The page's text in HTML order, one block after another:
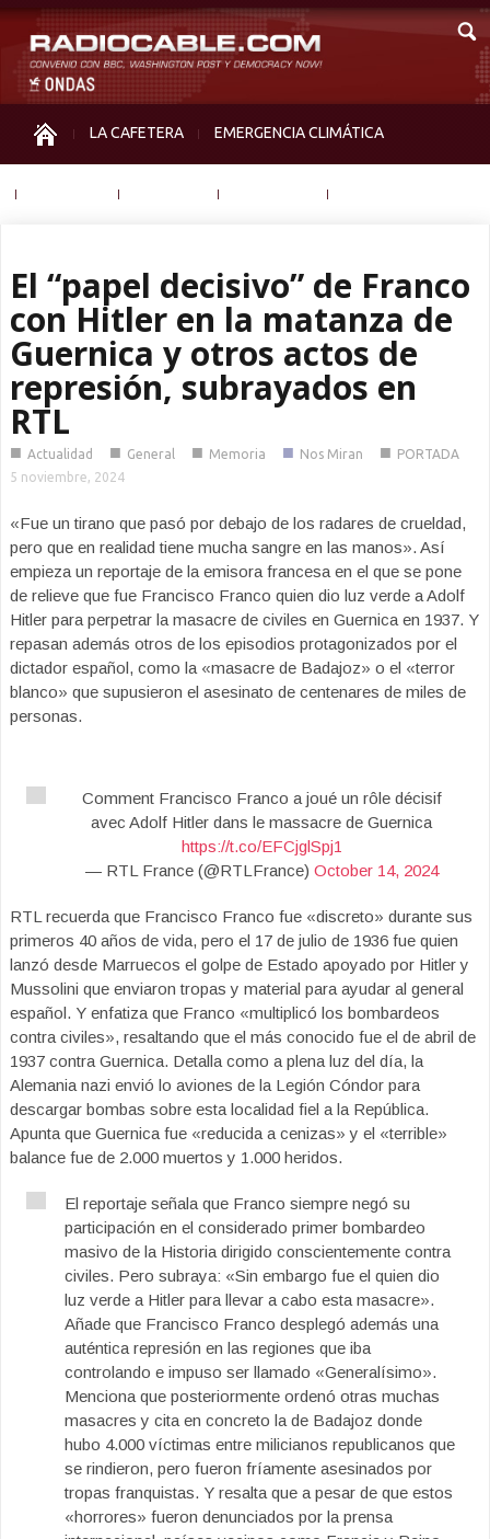
LA CAFETERA EMERGENCIA CLIMÁTICA
El “papel decisivo” de Franco
con Hitler en la matanza de
Guernica y otros actos de
represión, subrayados en
RTL
■ Actualidad ■ General ■ Memoria ■ Nos Miran ■ PORTADA
5 noviembre, 2024
«Fue un tirano que pasó por debajo de los radares de crueldad,
pero que en realidad tiene mucha sangre en las manos». Así
empieza un reportaje de la emisora francesa en el que se pone
de relieve que fue Francisco Franco quien dio luz verde a Adolf
Hitler para perpetrar la masacre de civiles en Guernica en 1937. Y
repasan además otros de los episodios protagonizados por el
dictador español, como la «masacre de Badajoz» o el «terror
blanco» que supusieron el asesinato de centenares de miles de
personas.
Comment Francisco Franco a joué un rôle décisif
avec Adolf Hitler dans le massacre de Guernica
https://t.co/EFCjglSpj1
— RTL France (@RTLFrance) October 14, 2024
RTL recuerda que Francisco Franco fue «discreto» durante sus
primeros 40 años de vida, pero el 17 de julio de 1936 fue quien
lanzó desde Marruecos el golpe de Estado apoyado por Hitler y
Mussolini que enviaron tropas y material para ayudar al general
español. Y enfatiza que Franco «multiplicó los bombardeos
contra civiles», resaltando que el más conocido fue el de abril de
1937 contra Guernica. Detalla como a plena luz del día, la
Alemania nazi envió lo aviones de la Legión Cóndor para
descargar bombas sobre esta localidad fiel a la República.
Apunta que Guernica fue «reducida a cenizas» y el «terrible»
balance fue de 2.000 muertos y 1.000 heridos.
El reportaje señala que Franco siempre negó su
participación en el considerado primer bombardeo
masivo de la Historia dirigido conscientemente contra
civiles. Pero subraya: «Sin embargo fue el quien dio
luz verde a Hitler para llevar a cabo esta masacre».
Añade que Francisco Franco desplegó además una
auténtica represión en las regiones que iba
controlando e impuso ser llamado «Generalísimo».
Menciona que posteriormente ordenó otras muchas
masacres y cita en concreto la de Badajoz donde
hubo 4.000 víctimas entre milicianos republicanos que
se rindieron, pero fueron fríamente asesinados por
tropas franquistas. Y resalta que a pesar de que estos
«horrores» fueron denunciados por la prensa